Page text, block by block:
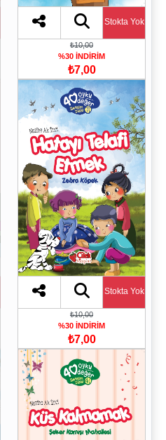
Stokta Yok
₺10,00
%30 İNDİRİM
₺7,00
Stokta Yok
₺10,00
%30 İNDİRİM
₺7,00